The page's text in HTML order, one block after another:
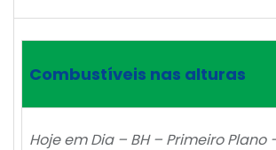
Combustíveis nas alturas
Hoje em Dia – BH – Primeiro